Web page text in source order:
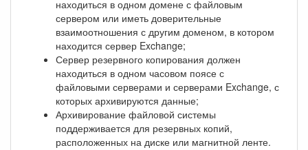
находиться в одном домене с файловым
сервером или иметь доверительные
взаимоотношения с другим доменом, в котором
находится сервер Exchange;
Сервер резервного копирования должен
находиться в одном часовом поясе с
файловыми серверами и серверами Exchange, с
которых архивируются данные;
Архивирование файловой системы
поддерживается для резервных копий,
расположенных на диске или магнитной ленте.